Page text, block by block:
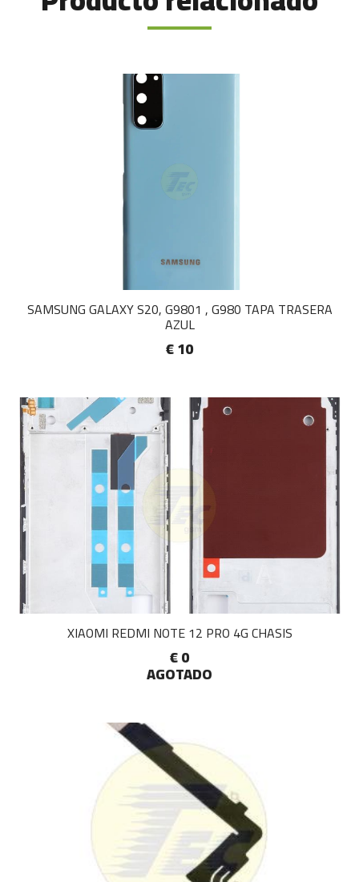
SAMSUNG GALAXY S20, G9801 , G980 TAPA TRASERA
AZUL
€ 10
XIAOMI REDMI NOTE 12 PRO 4G CHASIS
€ 0
AGOTADO